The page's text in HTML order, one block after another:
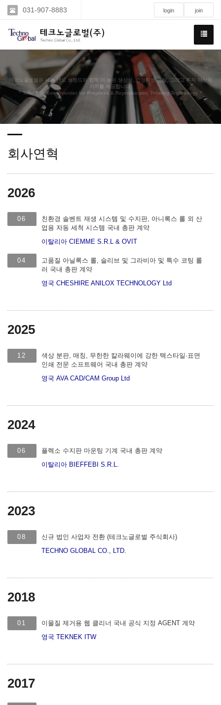
031-907-8883 login join
테크노글로벌은 세계 선도 브랜드와 함께 더 높은 생산성, 안정적인 품질, 그리고 투자 이상의
가치를 제공합니다.
" Total Solution Provider for Prepress & Reproduction, Printing Technology "
회사연혁
2026
06
친환경 솔벤트 재생 시스템 및 수지판, 아니록스 롤 외 산
업용 자동 세척 시스템 국내 총판 계약
이탈리아 CIEMME S.R.L & OVIT
04
고품질 아닐록스 롤, 슬리브 및 그라비아 및 특수 코팅 롤
러 국내 총판 계약
영국 CHESHIRE ANILOX TECHNOLOGY Ltd
2025
12
색상 분판, 매칭, 무한한 칼라웨이에 강한 텍스타일·표면
인쇄 전문 소프트웨어 국내 총판 계약
영국 AVA CAD/CAM Group Ltd
2024
06
플렉소 수지판 마운팅 기계 국내 총판 계약
이탈리아 BIEFFEBI S.R.L.
2023
08
신규 법인 사업자 전환 (테크노글로벌 주식회사)
TECHNO GLOBAL CO., LTD.
2018
01
이물질 제거용 웹 클리너 국내 공식 지정 AGENT 계약
영국 TEKNEK ITW
2017